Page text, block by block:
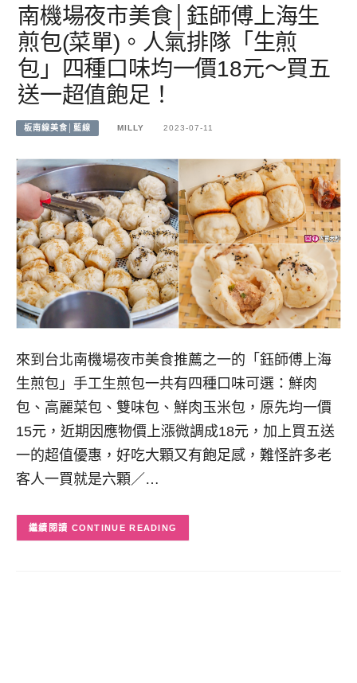
南機場夜市美食│鈺師傅上海生
煎包(菜單)。人氣排隊「生煎
包」四種口味均一價18元～買五
送一超值飽足！
板南線美食│藍線 MILLY 2023-07-11
來到台北南機場夜市美食推薦之一的「鈺師傅上海
生煎包」手工生煎包一共有四種口味可選：鮮肉
包、高麗菜包、雙味包、鮮肉玉米包，原先均一價
15元，近期因應物價上漲微調成18元，加上買五送
一的超值優惠，好吃大顆又有飽足感，難怪許多老
客人一買就是六顆／…
CONTINUE READING